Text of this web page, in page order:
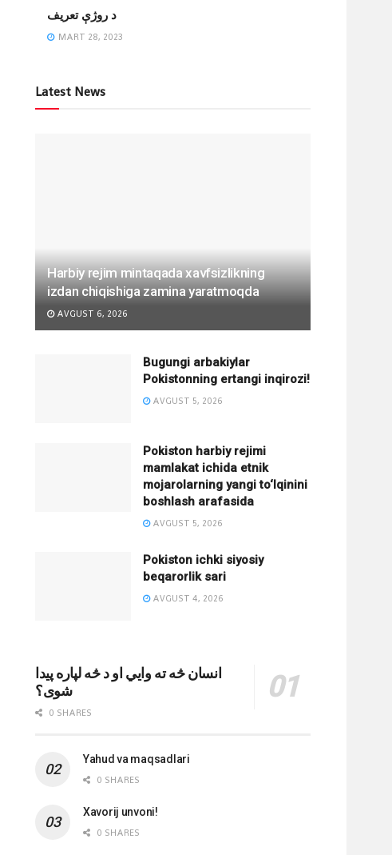
‌د روژې تعریف
MART 28, 2023
Latest News
Harbiy rejim mintaqada xavfsizlikning
izdan chiqishiga zamina yaratmoqda
AVGUST 6, 2026
Bugungi arbakiylar
Pokistonning ertangi inqirozi!
AVGUST 5, 2026
Pokiston harbiy rejimi
mamlakat ichida etnik
mojarolarning yangi to‘lqinini
boshlash arafasida
AVGUST 5, 2026
Pokiston ichki siyosiy
beqarorlik sari
AVGUST 4, 2026
انسان څه ته وایي او د څه لپاره پیدا
شوی؟
0 SHARES
Yahud va maqsadlari
0 SHARES
Xavorij unvoni!
0 SHARES